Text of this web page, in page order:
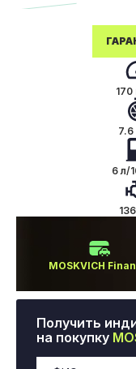
7.6
6 л/
MOSKVICH
Получить
на покупку